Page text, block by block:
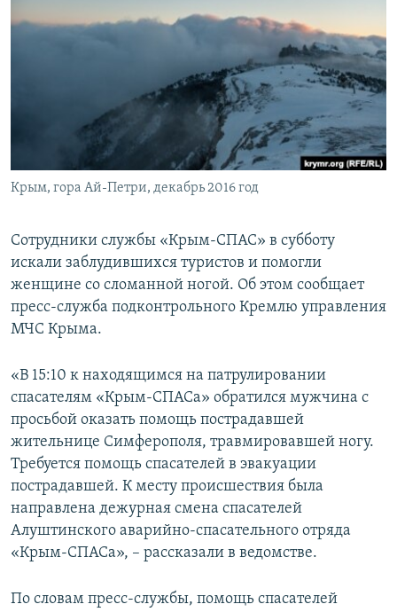
ПОБЕДИТЕЛЕЙ НЕ СУДЯТ?
КРЫМ.НЕПОКОРЕННЫЙ
УКРАИНСКАЯ ПРОБЛЕМА КРЫМА
Українською
Крым, гора Ай-Петри, декабрь 2016 год
Сотрудники службы «Крым-СПАС» в субботу
искали заблудившихся туристов и помогли
женщине со сломанной ногой. Об этом сообщает
пресс-служба подконтрольного Кремлю управления
МЧС Крыма.
«В 15:10 к находящимся на патрулировании
спасателям «Крым-СПАСа» обратился мужчина с
просьбой оказать помощь пострадавшей
жительнице Симферополя, травмировавшей ногу.
Требуется помощь спасателей в эвакуации
пострадавшей. К месту происшествия была
направлена дежурная смена спасателей
Алуштинского аварийно-спасательного отряда
«Крым-СПАСа», – рассказали в ведомстве.
По словам пресс-службы, помощь спасателей